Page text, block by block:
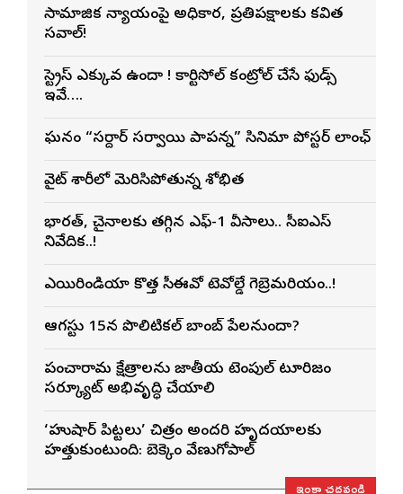
సామాజిక న్యాయంపై అధికార, ప్రతిపక్షాలకు కవిత
సవాల్!
స్ట్రెస్ ఎక్కువగా ఉందా ! కార్టిసోల్ కంట్రోల్ చేసే ఫుడ్స్
ఇవే….
ఘనంగా “సర్దార్ సర్వాయి పాపన్న” సినిమా పోస్టర్ లాంఛ్
వైట్ శారీలో మెరిసిపోతున్న శోభిత
భారత్, చైనాలకు తగ్గిన ఎఫ్-1 వీసాలు.. సీఐఎస్
నివేదిక..!
ఎయిరిండియా కొత్త సీఈవోగా టెవోల్డే గెబ్రెమరియం..!
ఆగస్టు 15న పొలిటికల్ బాంబ్ పేలనుందా?
పంచారామ క్షేత్రాలను జాతీయ టెంపుల్ టూరిజం
సర్క్యూట్‌గా అభివృద్ధి చేయాలి
‘హుషార్‌ పిట్టలు’ చిత్రం అందరి హృదయాలకు
హత్తుకుంటుంది: బెక్కెం వేణుగోపాల్‌
ఇంకా చదవండి